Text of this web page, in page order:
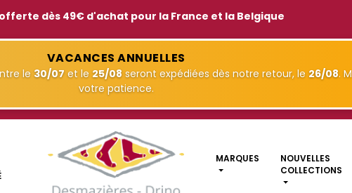
dès 49€ d'achat pour la France et la Belgique
VACANCES ANNUELLES
le 30/07 et le 25/08 seront expédiées dès notre retour, le 26/08.
votre patience.
MARQUES
NOUVELLES
COLLECTIONS